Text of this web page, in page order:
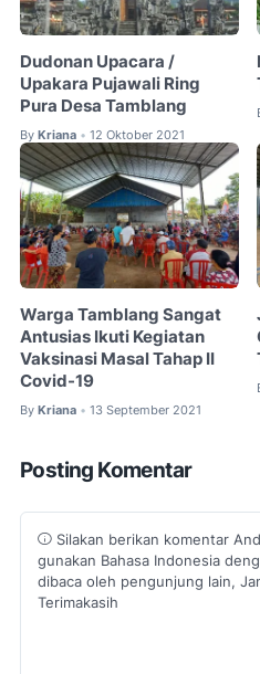
Dudonan Upacara /
Upakara Pujawali Ring
Pura Desa Tamblang
By Kriana • 12 Oktober 2021
Warga Tamblang Sangat
Antusias Ikuti Kegiatan
Vaksinasi Masal Tahap II
Covid-19
By Kriana • 13 September 2021
Posting Komentar
Silakan berikan komentar
gunakan Bahasa Indonesia
dibaca oleh pengunjung lain,
Terimakasih